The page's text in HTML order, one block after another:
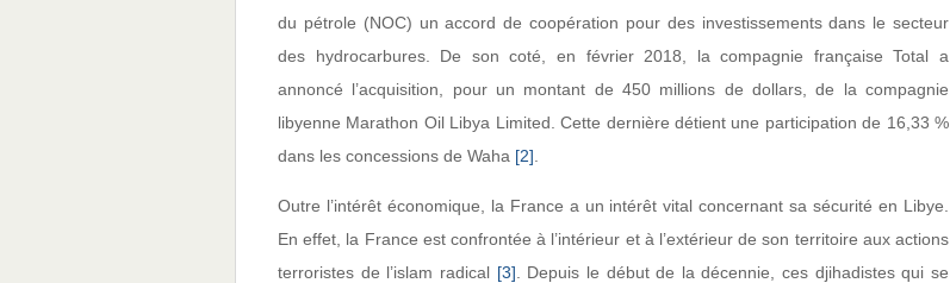
du pétrole (NOC) un accord de coopération pour des investissements dans le secteur
des hydrocarbures. De son coté, en février 2018, la compagnie française Total a
annoncé l’acquisition, pour un montant de 450 millions de dollars, de la compagnie
libyenne Marathon Oil Libya Limited. Cette dernière détient une participation de 16,33 %
dans les concessions de Waha [2]
Outre l’intérêt économique, la France a un intérêt vital concernant sa sécurité en Libye.
En effet, la France est confrontée à l’intérieur et à l’extérieur de son territoire aux actions
terroristes de l’islam radical [3] . Depuis le début de la décennie, ces djihadistes qui se